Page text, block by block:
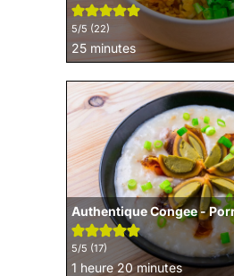
5/5 (22)
25minutes
minutes
Authentique Congee -
5/5 (17)
1 heure
heure 20 minutes
minutes